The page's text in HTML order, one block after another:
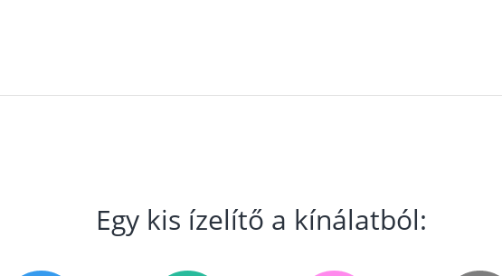
Egy kis ízelítő a kínálatból: